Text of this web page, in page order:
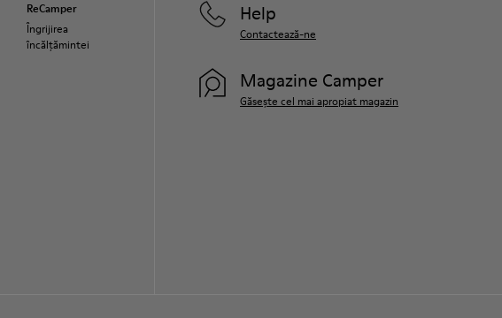
ReCamper
Îngrijirea
încălțămintei
Help
Contactează-ne
Magazine Camper
Găsește cel mai apropiat magazin